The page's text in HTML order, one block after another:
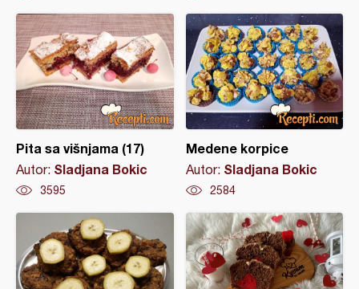
Pita sa višnjama (17)
Autor: Sladjana Bokic
3595
Medene korpice
Autor: Sladjana Bokic
2584